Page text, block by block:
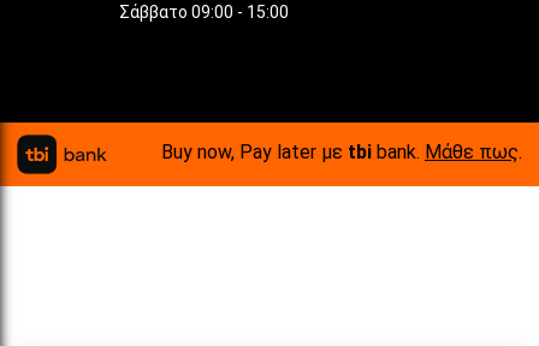
Σάββατο 09:00 - 15:00
Buy now, Pay later με tbi bank. Μάθε πως.